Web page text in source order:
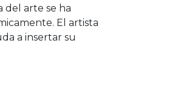
del arte se ha
El artista
a insertar su